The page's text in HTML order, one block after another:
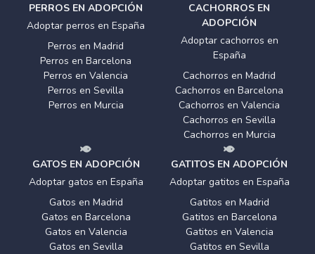
PERROS EN ADOPCIÓN
Adoptar perros en España
Perros en Madrid
Perros en Barcelona
Perros en Valencia
Perros en Sevilla
Perros en Murcia
CACHORROS EN
ADOPCIÓN
Adoptar cachorros en
España
Cachorros en Madrid
Cachorros en Barcelona
Cachorros en Valencia
Cachorros en Sevilla
Cachorros en Murcia
GATOS EN ADOPCIÓN
Adoptar gatos en España
Gatos en Madrid
Gatos en Barcelona
Gatos en Valencia
Gatos en Sevilla
GATITOS EN ADOPCIÓN
Adoptar gatitos en España
Gatitos en Madrid
Gatitos en Barcelona
Gatitos en Valencia
Gatitos en Sevilla